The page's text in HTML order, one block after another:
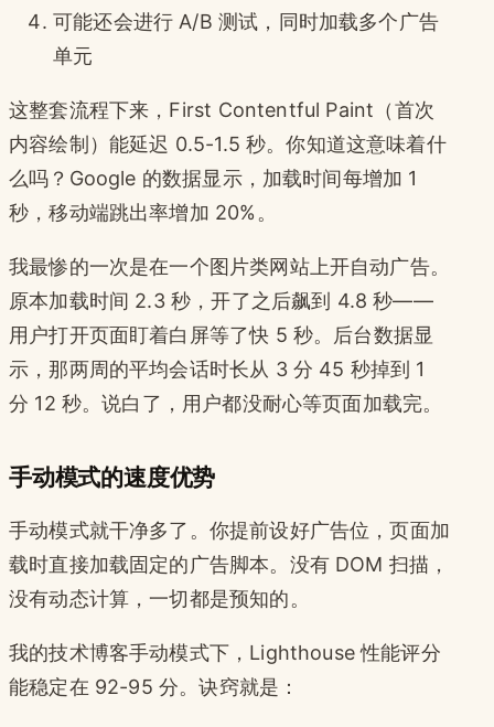
可能还会进行 A/B 测试，同时加载多个广告
单元
这整套流程下来，First Contentful Paint（首次
内容绘制）能延迟 0.5-1.5 秒。你知道这意味着什
么吗？Google 的数据显示，加载时间每增加 1
秒，移动端跳出率增加 20%。
我最惨的一次是在一个图片类网站上开自动广告。
原本加载时间 2.3 秒，开了之后飙到 4.8 秒——
用户打开页面盯着白屏等了快 5 秒。后台数据显
示，那两周的平均会话时长从 3 分 45 秒掉到 1
分 12 秒。说白了，用户都没耐心等页面加载完。
手动模式的速度优势
手动模式就干净多了。你提前设好广告位，页面加
载时直接加载固定的广告脚本。没有 DOM 扫描，
没有动态计算，一切都是预知的。
我的技术博客手动模式下，Lighthouse 性能评分
能稳定在 92-95 分。诀窍就是：